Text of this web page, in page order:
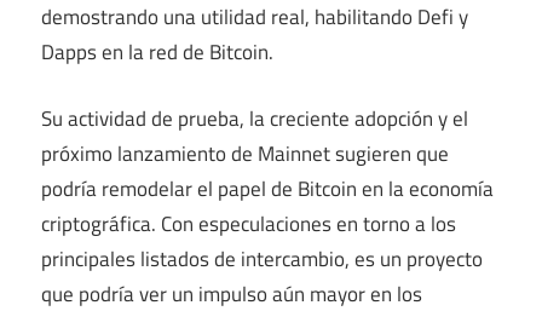
demostrando una utilidad real, habilitando Defi y
Dapps en la red de Bitcoin.
Su actividad de prueba, la creciente adopción y el
próximo lanzamiento de Mainnet sugieren que
podría remodelar el papel de Bitcoin en la economía
criptográfica. Con especulaciones en torno a los
principales listados de intercambio, es un proyecto
que podría ver un impulso aún mayor en los